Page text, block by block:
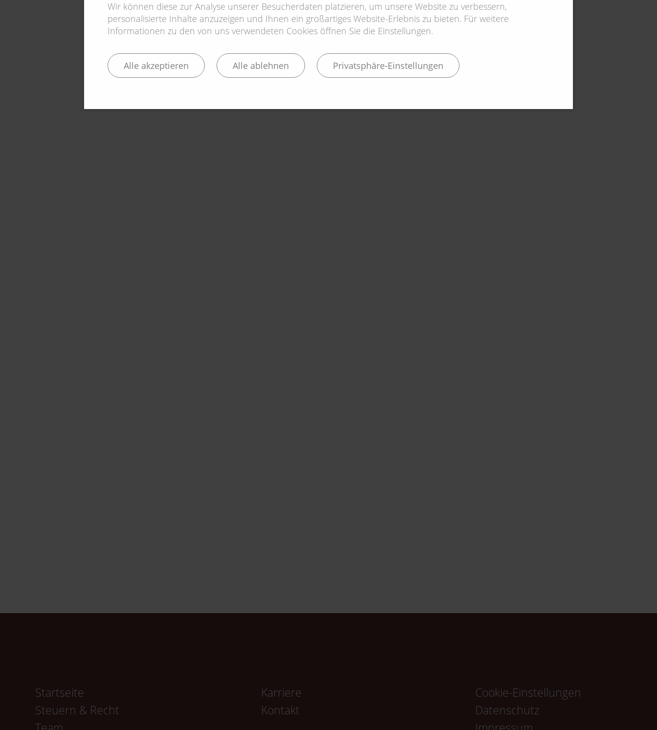
Navigation
überspringen
Startseite
Steuern & Recht
Karriere
Kontakt
Cookie-Einstellungen
Navigation
Datenschutz
Wir können diese zur Analyse unserer Besucherdaten platzieren, um unsere Website zu verbessern,
personalisierte Inhalte anzuzeigen und Ihnen ein großartiges Website-Erlebnis zu bieten. Für weitere
Informationen zu den von uns verwendeten Cookies öffnen Sie die Einstellungen.
Alle akzeptieren Alle ablehnen Privatsphäre-Einstellungen